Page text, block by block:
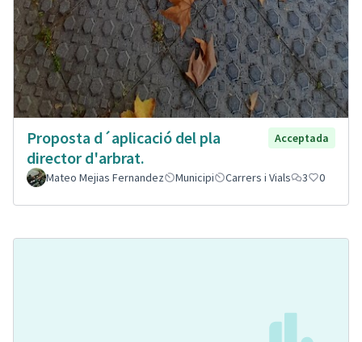
Proposta d´aplicació del pla
director d'arbrat.
Acceptada
Mateo Mejias Fernandez Municipi Carrers i Vials 3 0